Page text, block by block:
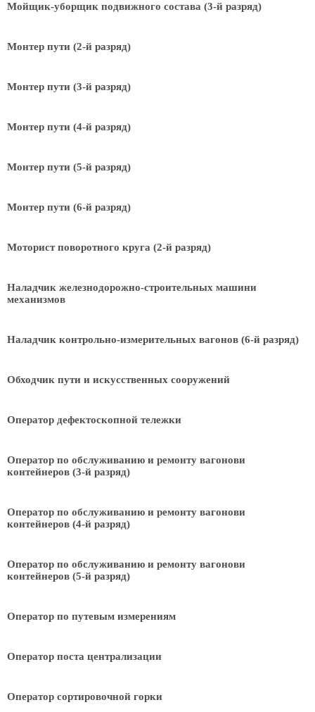
Мойщик-уборщик подвижного состава (3-й разряд)
Монтер пути (2-й разряд)
Монтер пути (3-й разряд)
Монтер пути (4-й разряд)
Монтер пути (5-й разряд)
Монтер пути (6-й разряд)
Моторист поворотного круга (2-й разряд)
Наладчик железнодорожно-строительных машини
механизмов
Наладчик контрольно-измерительных вагонов (6-й разряд)
Обходчик пути и искусственных сооружений
Оператор дефектоскопной тележки
Оператор по обслуживанию и ремонту вагонови
контейнеров (3-й разряд)
Оператор по обслуживанию и ремонту вагонови
контейнеров (4-й разряд)
Оператор по обслуживанию и ремонту вагонови
контейнеров (5-й разряд)
Оператор по путевым измерениям
Оператор поста централизации
Оператор сортировочной горки